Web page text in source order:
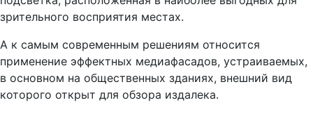
зрительного восприятия местах.
А к самым современным решениям относится
применение эффектных медиафасадов, устраиваемых,
в основном на общественных зданиях, внешний вид
которого открыт для обзора издалека.